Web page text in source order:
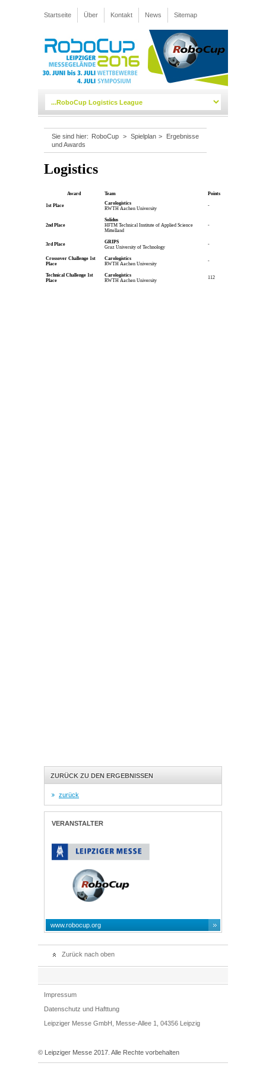
Startseite Über Kontakt News Sitemap
Sie sind hier: RoboCup > Spielplan >
Ergebnisse
und Awards
ZURÜCK ZU DEN ERGEBNISSEN
zurück
VERANSTALTER
www.robocup.org
Zurück nach oben
Impressum
Datenschutz und Hafttung
Leipziger Messe GmbH, Messe-Allee 1, 04356 Leipzig
© Leipziger Messe 2017. Alle Rechte vorbehalten